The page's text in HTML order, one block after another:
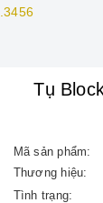
Tụ
Mã sản phẩm:
Thương hiệu:
Tình trạng: